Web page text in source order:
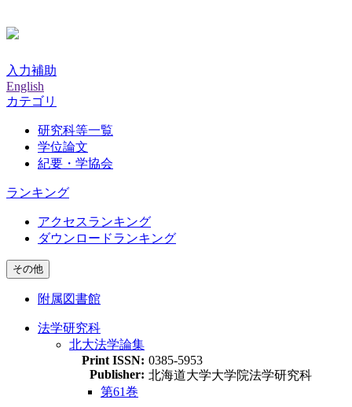
入力補助
English
カテゴリ
研究科等一覧
学位論文
紀要・学協会
ランキング
アクセスランキング
ダウンロードランキング
その他
附属図書館
法学研究科
北大法学論集
Print ISSN: 0385-5953
Publisher: 北海道大学大学院法学研究科
第61巻